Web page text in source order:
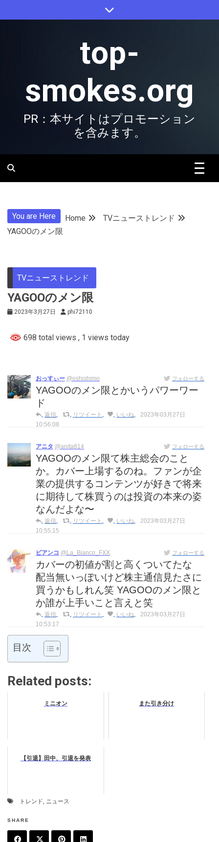
to
top-
smokes.org
PR：本サイトはプロモーション
を含みます。
You are Here Home
TVニューストレンド
YAGOOのメン限
TVニューストレンド
YAGOOのメン限
2023年3月27日 phi72110
698 total views , 1 views today
おっすぃー @oshishimo フォローする
YAGOOのメン限とかいうパワーワー
ド
返信 リツイート いいね
2023年03月27日
10:56:08
アニタ @anita814 フォローする
YAGOOのメン限て株主総会のこと
か。カバー上場するのね。ファンが企
業の提供するコンテンツが好きで将来
に期待して株買うのは投資の本来の姿
なんだよな〜
返信 リツイート いいね
2023年03月27日
10:55:15
ビアンコ @La_Bianco_FXX フォローする
カバーの初値が割と高くついてたな
配当無いっぽいけど株主通信見たさに
買うかもしれん笑 YAGOOのメン限と
か誰が上手いこと言えと笑
返信 リツイート いいね
2023年03月27日
10:53:17
目次
Related posts:
ミニオン また引き分け
【引退】田中、引退を発表
トレンド, ニュース
SHARE